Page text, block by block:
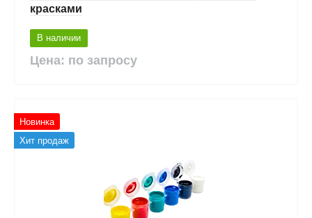
красками
В наличии
Цена: по запросу
Новинка
Хит продаж